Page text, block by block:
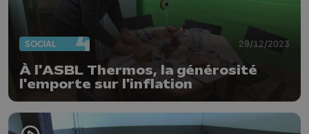
SOCIAL 29/12/2023
À l'ASBL Thermos, la générosité
l'emporte sur l'inflation